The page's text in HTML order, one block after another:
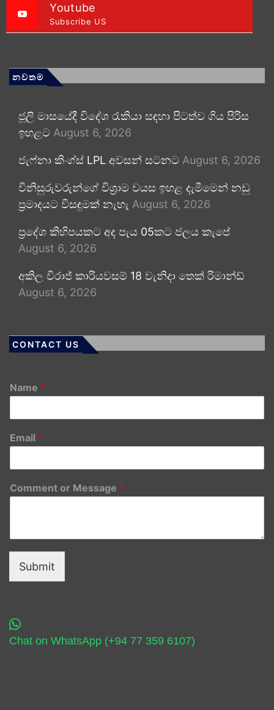
Youtube
Subscribe US
නවතම
ජූලි මාසයේදී විදේශ රැකියා සඳහා පිටත්ව ගිය පිරිස
ඉහළට August 6, 2026
ජැෆ්නා කිංග්ස් LPL අවසන් සටනට August 6, 2026
විනිසුරුවරුන්ගේ විශ්‍රාම වයස ඉහළ දැමීමෙන් නඩු
ප්‍රමාදයට විසඳුමක් නැහැ August 6, 2026
ප්‍රදේශ කිහිපයකට අද පැය 05කට ජලය කැපේ
August 6, 2026
අකිල විරාජ් කාරියවසම් 18 වැනිදා තෙක් රිමාන්ඩ්
August 6, 2026
CONTACT US
Name *
Email *
Comment or Message *
Submit
Chat on WhatsApp (+94 77 359 6107)